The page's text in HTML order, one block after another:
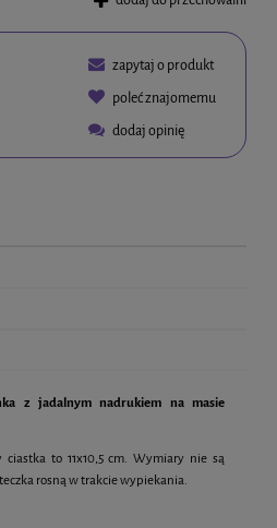
zapytaj o produkt
poleć znajomemu
dodaj opinię
kosztów płatności
z jadalnym nadrukiem na masie
ciastka to 11x10,5 cm. Wymiary nie są
rosną w trakcie wypiekania.